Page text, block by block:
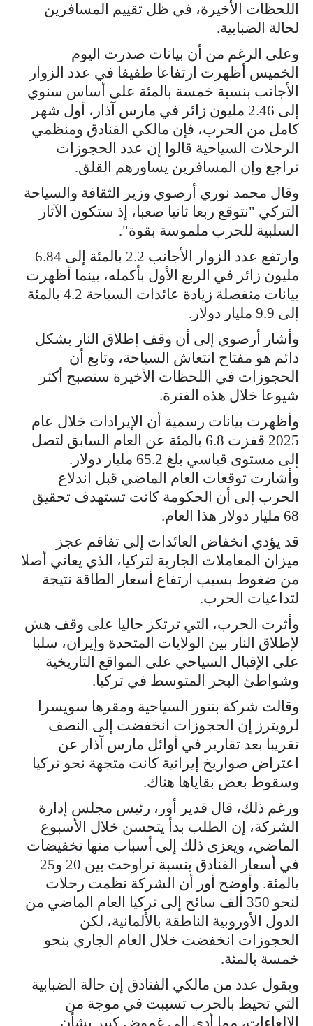
اللحظات الأخيرة، في ظل تقييم المسافرين
لحالة الضبابية.
وعلى الرغم من أن ‌بيانات صدرت اليوم
الخميس أظهرت ارتفاعا طفيفا في عدد الزوار
الأجانب بنسبة خمسة بالمئة على أساس سنوي
إلى 2.46 مليون زائر في مارس آذار، أول شهر
كامل من الحرب، فإن مالكي الفنادق ومنظمي ​
الرحلات السياحية قالوا إن عدد الحجوزات
تراجع وإن المسافرين يساورهم القلق.
وقال محمد نوري أرصوي وزير ​الثقافة والسياحة
التركي "نتوقع ربعا ثانيا صعبا، إذ ستكون الآثار
السلبية للحرب ملموسة ⁠بقوة".
وارتفع عدد الزوار الأجانب 2.2 بالمئة إلى 6.84
مليون زائر في الربع الأول بأكمله، ​بينما أظهرت
بيانات منفصلة زيادة عائدات السياحة 4.2 بالمئة
إلى 9.9 مليار دولار.
وأشار أرصوي إلى أن ​وقف إطلاق النار بشكل
دائم هو مفتاح انتعاش السياحة، وتابع أن
الحجوزات في اللحظات الأخيرة ستصبح أكثر
شيوعا خلال هذه الفترة.
وأظهرت بيانات رسمية أن الإيرادات خلال عام
2025 قفزت 6.8 بالمئة عن العام السابق لتصل
إلى مستوى ​قياسي بلغ 65.2 مليار دولار.
وأشارت توقعات العام الماضي قبل اندلاع
الحرب إلى أن ​الحكومة كانت تستهدف تحقيق
68 مليار دولار هذا العام.
قد يؤدي انخفاض العائدات إلى تفاقم عجز
ميزان المعاملات ‌الجارية ⁠لتركيا، الذي يعاني أصلا
من ضغوط بسبب ارتفاع أسعار الطاقة نتيجة
لتداعيات الحرب.
وأثرت الحرب، التي ترتكز حاليا على وقف هش
لإطلاق النار بين الولايات المتحدة وإيران، سلبا
على الإقبال السياحي على المواقع التاريخية
وشواطئ البحر المتوسط في تركيا.
وقالت شركة بنتور السياحية ومقرها سويسرا
لرويترز ​إن الحجوزات انخفضت إلى ​النصف
تقريبا بعد ⁠تقارير في أوائل مارس آذار عن
اعتراض صواريخ إيرانية كانت متجهة نحو تركيا
وسقوط بعض بقاياها هناك.
ورغم ذلك، قال قدير أور، رئيس ​مجلس إدارة
الشركة، إن الطلب بدأ يتحسن خلال الأسبوع
الماضي، ​ويعزى ذلك ⁠إلى أسباب منها تخفيضات
في أسعار الفنادق بنسبة تراوحت بين 20 و25
بالمئة. وأوضح أور أن الشركة نظمت رحلات
لنحو 350 ألف سائح إلى تركيا العام الماضي من
الدول الأوروبية الناطقة ⁠بالألمانية، ​لكن
الحجوزات انخفضت خلال العام الجاري بنحو
خمسة بالمئة.
ويقول ​عدد من مالكي الفنادق إن حالة الضبابية
التي تحيط بالحرب تسببت في موجة من
الإلغاءات، مما أدى إلى ​غموض كبير بشأن